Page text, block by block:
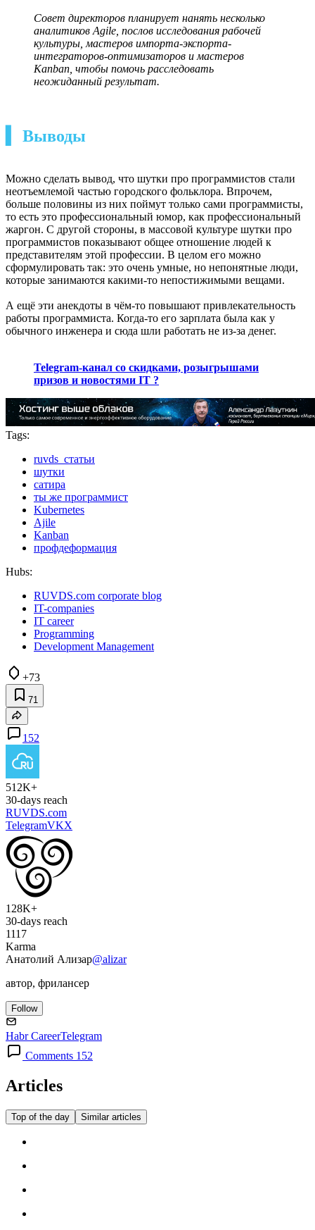
Совет директоров планирует нанять несколько
аналитиков Agile, послов исследования рабочей
культуры, мастеров импорта-экспорта-
интеграторов-оптимизаторов и мастеров
Kanban, чтобы помочь расследовать
неожиданный результат.
▍ Выводы
Можно сделать вывод, что шутки про программистов стали
неотъемлемой частью городского фольклора. Впрочем,
больше половины из них поймут только сами программисты,
то есть это профессиональный юмор, как профессиональный
жаргон. С другой стороны, в массовой культуре шутки про
программистов показывают общее отношение людей к
представителям этой профессии. В целом его можно
сформулировать так: это очень умные, но непонятные люди,
которые занимаются какими-то непостижимыми вещами.
А ещё эти анекдоты в чём-то повышают привлекательность
работы программиста. Когда-то его зарплата была как у
обычного инженера и сюда шли работать не из-за денег.
Telegram-канал со скидками, розыгрышами
призов и новостями IT ?
Tags:
ruvds_статьи
шутки
сатира
ты же программист
Kubernetes
Ajile
Kanban
профдеформация
Hubs:
RUVDS.com corporate blog
IT-companies
IT career
Programming
Development Management
+73
71
152
512K+
30-days reach
RUVDS.com
TelegramVKX
128K+
30-days reach
1117
Karma
Анатолий Ализар@alizar
автор, фрилансер
Follow
Habr CareerTelegram
Comments 152
Articles
Top of the day Similar articles